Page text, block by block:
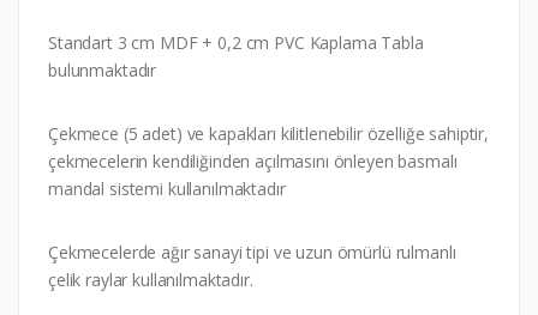
Standart 3 cm MDF + 0,2 cm PVC Kaplama Tabla
bulunmaktadır
Çekmece (5 adet) ve kapakları kilitlenebilir özelliğe sahiptir,
çekmecelerin kendiliğinden açılmasını önleyen basmalı
mandal sistemi kullanılmaktadır
Çekmecelerde ağır sanayi tipi ve uzun ömürlü rulmanlı
çelik raylar kullanılmaktadır.